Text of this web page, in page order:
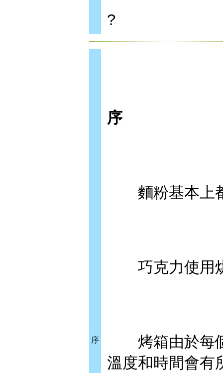
?
序
序
麵粉基本上
巧克力使用
烤箱由於每個
溫度和時間會有